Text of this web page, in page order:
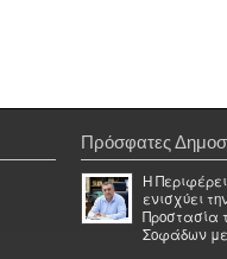
Πρόσφατες
Η
ενισχύει
Προστασία
Σοφάδων με